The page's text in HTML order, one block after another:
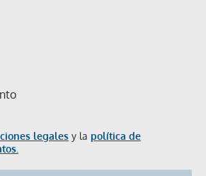
legales y la política de